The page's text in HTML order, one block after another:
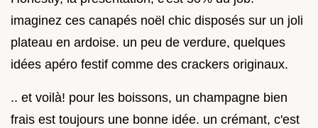
imaginez ces canapés noël chic disposés sur un joli
plateau en ardoise. un peu de verdure, quelques
idées apéro festif comme des crackers originaux.
.. et voilà! pour les boissons, un champagne bien
frais est toujours une bonne idée. un crémant, c'est